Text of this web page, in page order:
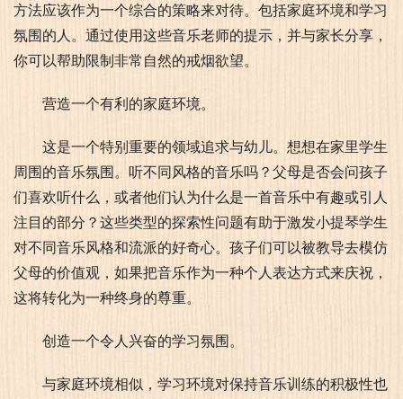
方法应该作为一个综合的策略来对待。包括家庭环境和学习
氛围的人。通过使用这些音乐老师的提示，并与家长分享，
你可以帮助限制非常自然的戒烟欲望。
营造一个有利的家庭环境。
这是一个特别重要的领域追求与幼儿。想想在家里学生
周围的音乐氛围。听不同风格的音乐吗？父母是否会问孩子
们喜欢听什么，或者他们认为什么是一首音乐中有趣或引人
注目的部分？这些类型的探索性问题有助于激发小提琴学生
对不同音乐风格和流派的好奇心。孩子们可以被教导去模仿
父母的价值观，如果把音乐作为一种个人表达方式来庆祝，
这将转化为一种终身的尊重。
创造一个令人兴奋的学习氛围。
与家庭环境相似，学习环境对保持音乐训练的积极性也